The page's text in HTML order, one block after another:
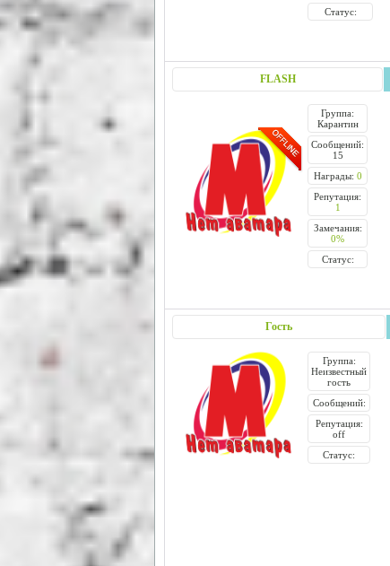
Статус:
FLASH
Группа:
Карантин
Сообщений:
15
Награды: 0
Репутация:
1
Замечания:
0%
Статус:
Гость
Группа:
Неизвестный
гость
Сообщений:
Репутация:
off
Статус: